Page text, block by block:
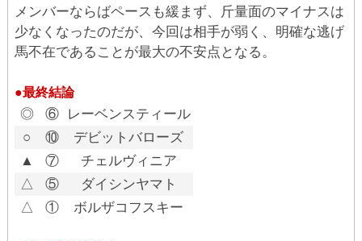
メンバーならばペースも緩まず、斤量面のマイナスは
少なくなったのだが、今回は相手が弱く、明確な逃げ
馬不在であることが最大の不安点となる。
●最終結論
◎ ⑥
レーベンスティール
○
⑩
デビットバローズ
▲
⑦
チェルヴィニア
△
⑤
ダイシンヤマト
△
① ボルザコフスキー